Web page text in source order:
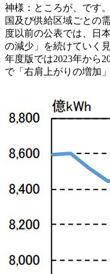
神様： ところが、です
国及び供給区域ごとの
度以前の公表では、日
の減少」を続けていく
年度版では2023年から
で「右肩上がりの増加